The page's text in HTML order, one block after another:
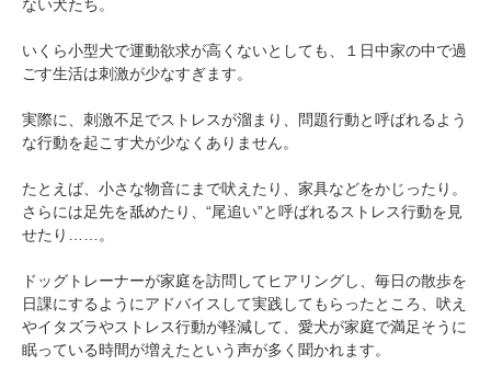
ない犬たち。
いくら小型犬で運動欲求が高くないとしても、１日中家の中で過
ごす生活は刺激が少なすぎます。
実際に、刺激不足でストレスが溜まり、問題行動と呼ばれるよう
な行動を起こす犬が少なくありません。
たとえば、小さな物音にまで吠えたり、家具などをかじったり。
さらには足先を舐めたり、“尾追い”と呼ばれるストレス行動を見
せたり……。
ドッグトレーナーが家庭を訪問してヒアリングし、毎日の散歩を
日課にするようにアドバイスして実践してもらったところ、吠え
やイタズラやストレス行動が軽減して、愛犬が家庭で満足そうに
眠っている時間が増えたという声が多く聞かれます。
閉じる
アプリで開く